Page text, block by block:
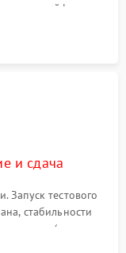
и шлейфов к
панелей, люка и
и сдача
тестового
стабильности
насоса (откачка
стуков или